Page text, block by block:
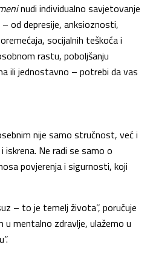
nudi individualno savjetovanje
od depresije, anksioznosti,
socijalnih teškoća i
rastu, poboljšanju
ili jednostavno – potrebi da vas
nije samo stručnost, već i
Ne radi se samo o
povjerenja i sigurnosti, koji
– to je temelj života’’, poručuje
u mentalno zdravlje, ulažemo u